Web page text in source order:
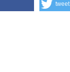
tweet